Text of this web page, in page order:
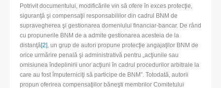
Potrivit documentului, modificările vin să ofere în exces protecţie,
siguranţă şi compensaţii responsabililor din cadrul BNM de
supravegherea şi gestionarea domeniului financiar-bancar. De rând
cu propunerile BNM de a admite gestionarea acesteia de la
distanţă[2], un grup de autori propune protecţie angajaţilor BNM de
orice urmărire penală şi administrativă pentru „acţiunile sau
omisiunea îndeplinirii unor acţiuni în cadrul procedurilor arbitrale la
care au fost împuterniciţi să participe de BNM”. Totodată, autorii
propun oferirea compensaţiilor băneşti membrilor Comitetului